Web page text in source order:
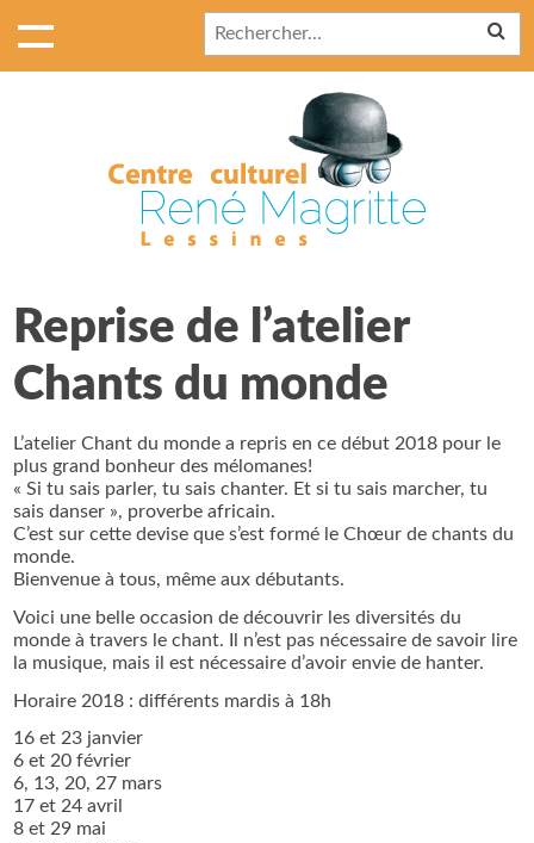
Reprise de l’atelier
Chants du monde
L’atelier Chant du monde a repris en ce début 2018 pour le
plus grand bonheur des mélomanes!
« Si tu sais parler, tu sais chanter. Et si tu sais marcher, tu
sais danser », proverbe africain.
C’est sur cette devise que s’est formé le Chœur de chants du
monde.
Bienvenue à tous, même aux débutants.
Voici une belle occasion de découvrir les diversités du
monde à travers le chant. Il n’est pas nécessaire de savoir lire
la musique, mais il est nécessaire d’avoir envie de hanter.
Horaire 2018 : différents mardis à 18h
16 et 23 janvier
6 et 20 février
6, 13, 20, 27 mars
17 et 24 avril
8 et 29 mai